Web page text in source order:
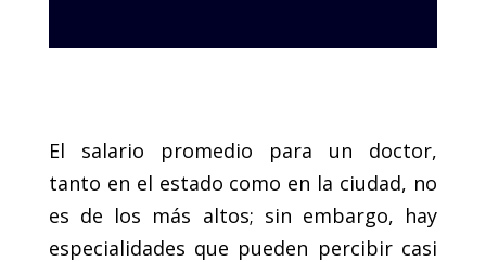
El salario promedio para un doctor,
tanto en el estado como en la ciudad, no
es de los más altos; sin embargo, hay
especialidades que pueden percibir casi